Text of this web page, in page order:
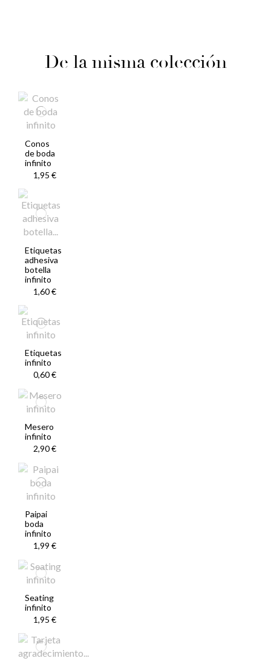
De la misma colección
Conos
de boda
infinito
1,95 €
Etiquetas
adhesiva
botella
infinito
1,60 €
Etiquetas
infinito
0,60 €
Mesero
infinito
2,90 €
Paipai
boda
infinito
1,99 €
Seating
infinito
1,95 €